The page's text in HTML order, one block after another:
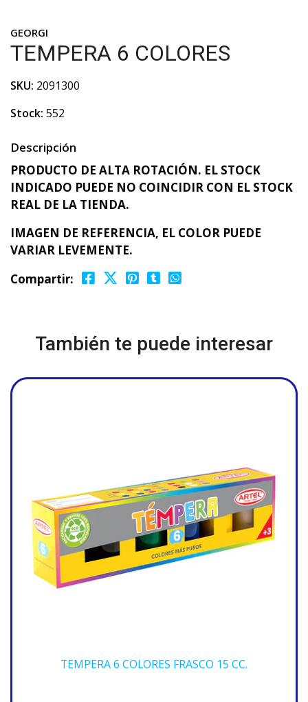
GEORGI
TEMPERA 6 COLORES
SKU: 2091300
Stock: 552
Descripción
PRODUCTO DE ALTA ROTACIÓN. EL STOCK
INDICADO PUEDE NO COINCIDIR CON EL STOCK
REAL DE LA TIENDA.
IMAGEN DE REFERENCIA, EL COLOR PUEDE
VARIAR LEVEMENTE.
Compartir:
También te puede interesar
TEMPERA 6 COLORES FRASCO 15 CC.